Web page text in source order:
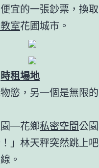
宜的一張鈔票，換
室花圃城市。
時租場地
慾，另一個是無限
園—花鄉私密空間公
」林天秤突然跳上
。